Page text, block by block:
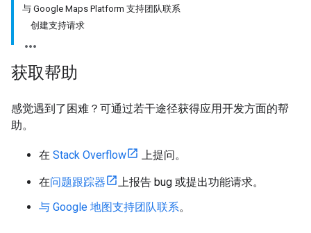
与 Google Maps Platform 支持团队联系
创建支持请求
获取帮助
感觉遇到了困难？可通过若干途径获得应用开发方面的帮
助。
在 Stack Overflow 上提问。
在问题跟踪器
上报告 bug 或提出功能请求。
与 Google 地图支持团队联系。